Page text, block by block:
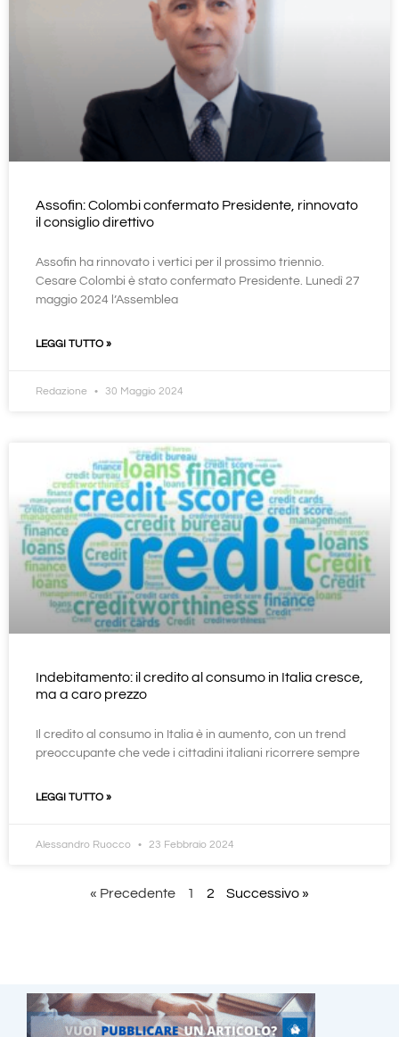
Assofin: Colombi confermato Presidente, rinnovato
il consiglio direttivo
Assofin ha rinnovato i vertici per il prossimo triennio.
Cesare Colombi è stato confermato Presidente. Lunedì 27
maggio 2024 l’Assemblea
LEGGI TUTTO »
Redazione 30 Maggio 2024
Indebitamento: il credito al consumo in Italia cresce,
ma a caro prezzo
Il credito al consumo in Italia è in aumento, con un trend
preoccupante che vede i cittadini italiani ricorrere sempre
LEGGI TUTTO »
Alessandro Ruocco 23 Febbraio 2024
« Precedente 1 2 Successivo »